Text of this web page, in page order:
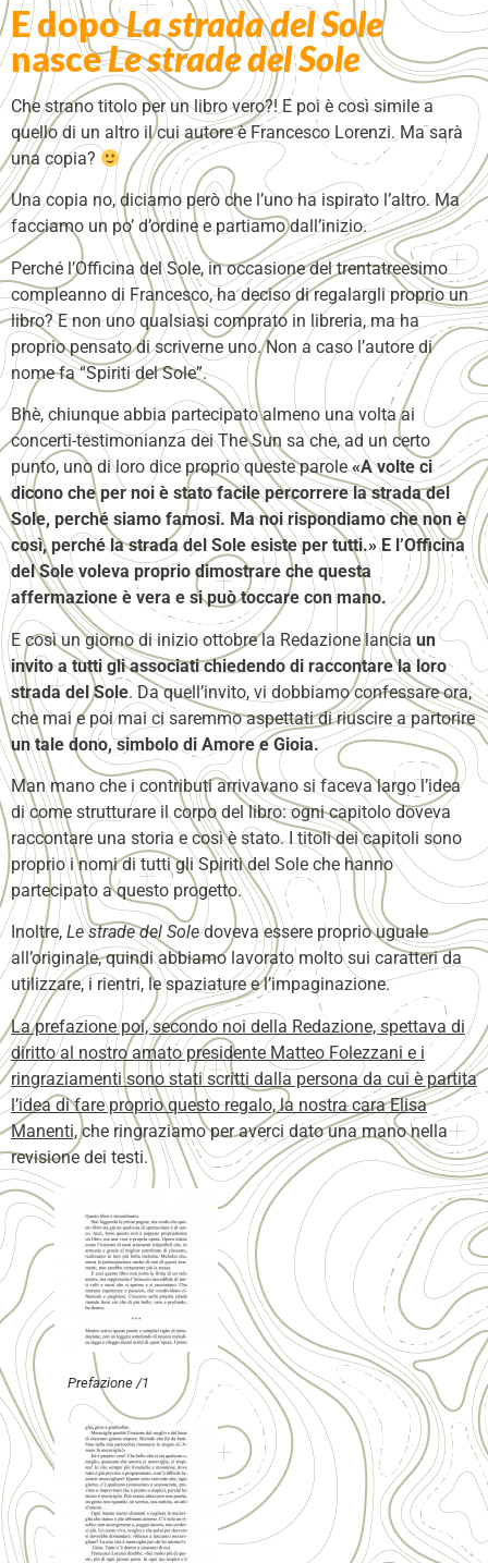
E dopoLa strada del Sole
nasceLe strade del Sole
Che strano titolo per un libro vero?! E poi è così simile a
quello di un altro il cui autore è Francesco Lorenzi. Ma sarà
una copia?
Una copia no, diciamo però che l’uno ha ispirato l’altro. Ma
facciamo un po’ d’ordine e partiamo dall’inizio.
Perché l’Officina del Sole, in occasione del trentatreesimo
compleanno di Francesco, ha deciso di regalargli proprio un
libro? E non uno qualsiasi comprato in libreria, ma ha
proprio pensato di scriverne uno. Non a caso l’autore di
nome fa “Spiriti del Sole”.
Bhè, chiunque abbia partecipato almeno una volta ai
concerti-testimonianza dei The Sun sa che, ad un certo
punto, uno di loro dice proprio queste parole«A volte ci
dicono che per noi è stato facile percorrere la strada del
Sole, perché siamo famosi. Ma noi rispondiamo che non è
così, perché la strada del Sole esiste per tutti.» E l’Officina
del Sole voleva proprio dimostrare che questa
affermazione è vera e si può toccare con mano.
E così un giorno di inizio ottobre la Redazione lanciaun
invito a tutti gli associati chiedendo di raccontare la loro
strada del Sole. Da quell’invito, vi dobbiamo confessare ora,
che mai e poi mai ci saremmo aspettati di riuscire a partorire
un tale dono, simbolo di Amore e Gioia.
Man mano che i contributi arrivavano si faceva largo l’idea
di come strutturare il corpo del libro: ogni capitolo doveva
raccontare una storia e così è stato. I titoli dei capitoli sono
proprio i nomi di tutti gli Spiriti del Sole che hanno
partecipato a questo progetto.
Inoltre, Le strade del Soledoveva essere proprio uguale
all’originale, quindi abbiamo lavorato molto sui caratteri da
utilizzare, i rientri, le spaziature e l’impaginazione.
La prefazione poi, secondo noi della Redazione, spettava di
diritto al nostro amato presidente Matteo Folezzani e i
ringraziamenti sono stati scritti dalla persona da cui è partita
l’idea di fare proprio questo regalo, la nostra cara Elisa
Manenti,che ringraziamo per averci dato una mano nella
revisione dei testi.
Prefazione /1